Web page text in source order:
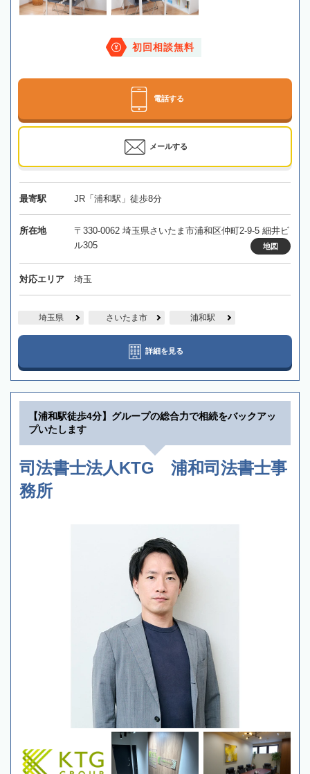
初回相談無料
電話する
メールする
最寄駅 JR「浦和駅」徒歩8分
所在地
〒330-0062 埼玉県さいたま市浦和区仲町2-9-5 細井ビ
ル305
地図
対応エリア 埼玉
埼玉県 さいたま市 浦和駅
詳細を見る
【浦和駅徒歩4分】グループの総合力で相続をバックアッ
プいたします
司法書士法人KTG 浦和司法書士事
務所